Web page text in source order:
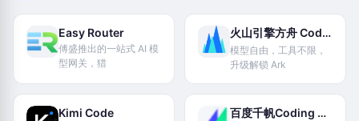
Easy Router
傅盛推出的一站式 AI 模
型网关，猎
火山引擎方舟 Coding Plan
模型自由，工具不限，
升级解锁 Ark
Kimi Code 百度千帆Coding Plan